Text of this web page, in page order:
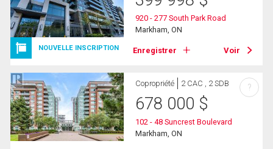
NOUVELLE INSCRIPTION
920 - 277 South Park Road
Markham, ON
Enregistrer Voir
Copropriété 2 CAC , 2 SDB
678 000 $
102 - 48 Suncrest Boulevard
Markham, ON
?